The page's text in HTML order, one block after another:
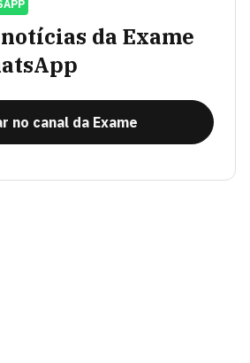
da Exame
no canal da Exame